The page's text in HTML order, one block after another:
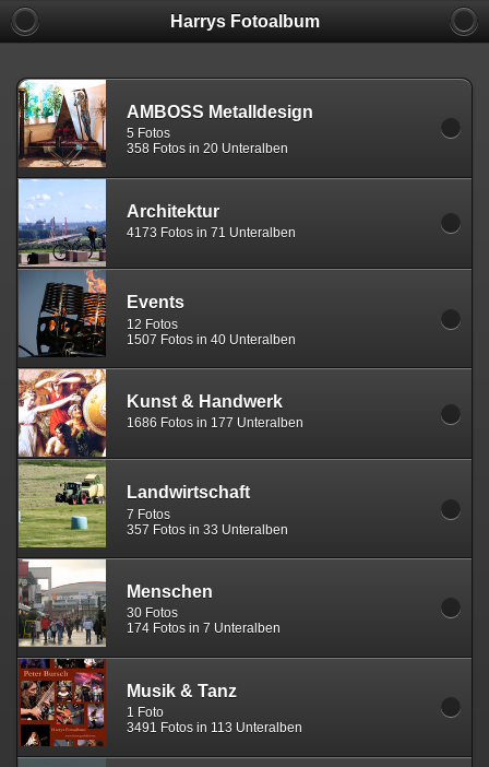
Harrys Fotoalbum
AMBOSS Metalldesign
5 Fotos
358 Fotos in 20 Unteralben
Architektur
4173 Fotos in 71 Unteralben
Events
12 Fotos
1507 Fotos in 40 Unteralben
Kunst & Handwerk
1686 Fotos in 177 Unteralben
Landwirtschaft
7 Fotos
357 Fotos in 33 Unteralben
Menschen
30 Fotos
174 Fotos in 7 Unteralben
Musik & Tanz
1 Foto
3491 Fotos in 113 Unteralben